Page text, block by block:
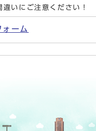
いにご注意ください！
ーム